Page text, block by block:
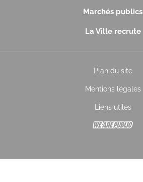
Marchés publics
La Ville recrute
Plan du site
Mentions légales
Liens utiles